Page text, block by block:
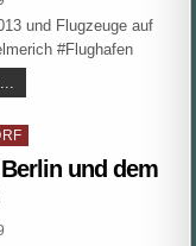
und Flugzeuge auf
#Flughafen
DÜSSELDORF
2013
MIT
und dem